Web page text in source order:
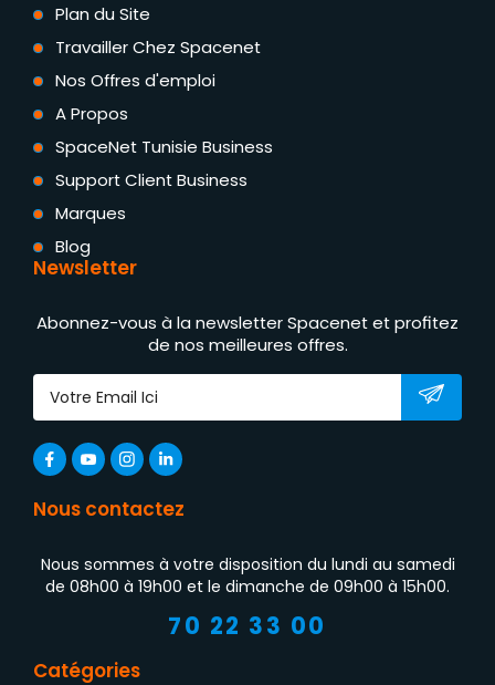
Plan du Site
Travailler Chez Spacenet
Nos Offres d'emploi
A Propos
SpaceNet Tunisie Business
Support Client Business
Marques
Blog
Newsletter
Abonnez-vous à la newsletter Spacenet et profitez
de nos meilleures offres.
Nous contactez
Nous sommes à votre disposition du lundi au samedi
de 08h00 à 19h00 et le dimanche de 09h00 à 15h00.
70 22 33 00
Catégories